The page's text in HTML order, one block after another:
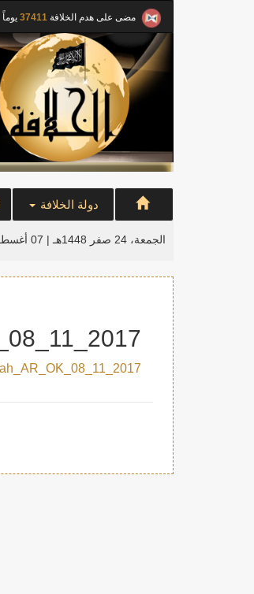
مضى على هدم الخلافة 37411 يوماً
دولة الخلافة
الجمعة، 24 صفر 1448هـ | 07 أغسطس 2026م |
2017_11_08_Art_The_philosophy_of_Islam_about_Khilafah_AR_OK
2017_11_08_Art_The_philosophy_of_Islam_about_Khilafah_AR_OK